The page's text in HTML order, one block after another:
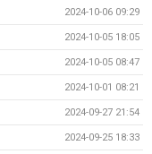
2024-10-06 09:29
2024-10-05 18:05
2024-10-05 08:47
2024-10-01 08:21
2024-09-27 21:54
2024-09-25 18:33